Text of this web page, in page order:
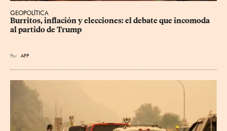
GEOPOLÍTICA
Burritos, inflación y elecciones: el debate que incomoda
al partido de Trump
Por AFP